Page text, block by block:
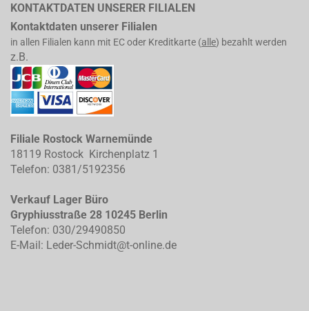
KONTAKTDATEN UNSERER FILIALEN
Kontaktdaten unserer Filialen
in allen Filialen kann mit EC oder Kreditkarte (alle) bezahlt werden
z.B.
Filiale Rostock Warnemünde
18119 Rostock Kirchenplatz 1
Telefon: 0381/5192356
Verkauf Lager Büro
Gryphiusstraße 28 10245 Berlin
Telefon: 030/29490850
E-Mail: Leder-Schmidt@t-online.de